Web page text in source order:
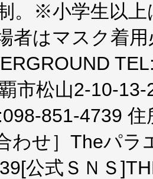
。※小学生以
者はマスク着用
市松山2-10-
851-4739 住
わせ］Theパラ
公式ＳＮＳ